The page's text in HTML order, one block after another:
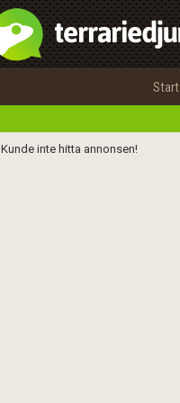
Start
Kunde inte hitta annonsen!